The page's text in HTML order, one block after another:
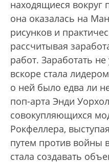
находящиеся вокруг
она оказалась на
рисунков и
рассчитывая
работ. Заработать
вскоре стала
о ней было едва ли
поп-арта Энди
совокупляющихся
Рокфеллера,
путем против войны
стала создавать